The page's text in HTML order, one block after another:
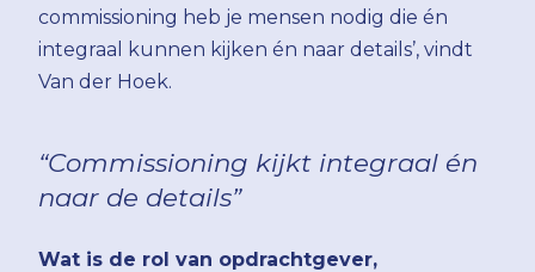
commissioning heb je mensen nodig die én
integraal kunnen kijken én naar details’, vindt
Van der Hoek.
“Commissioning kijkt integraal én
naar de details”
Wat is de rol van opdrachtgever,